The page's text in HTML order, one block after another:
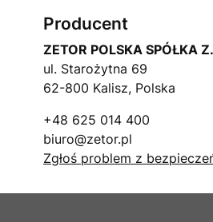
Producent
ZETOR POLSKA SPÓŁKA
ul. Starożytna 69
62-800 Kalisz, Polska
+48 625 014 400
biuro@zetor.pl
Zgłoś problem z